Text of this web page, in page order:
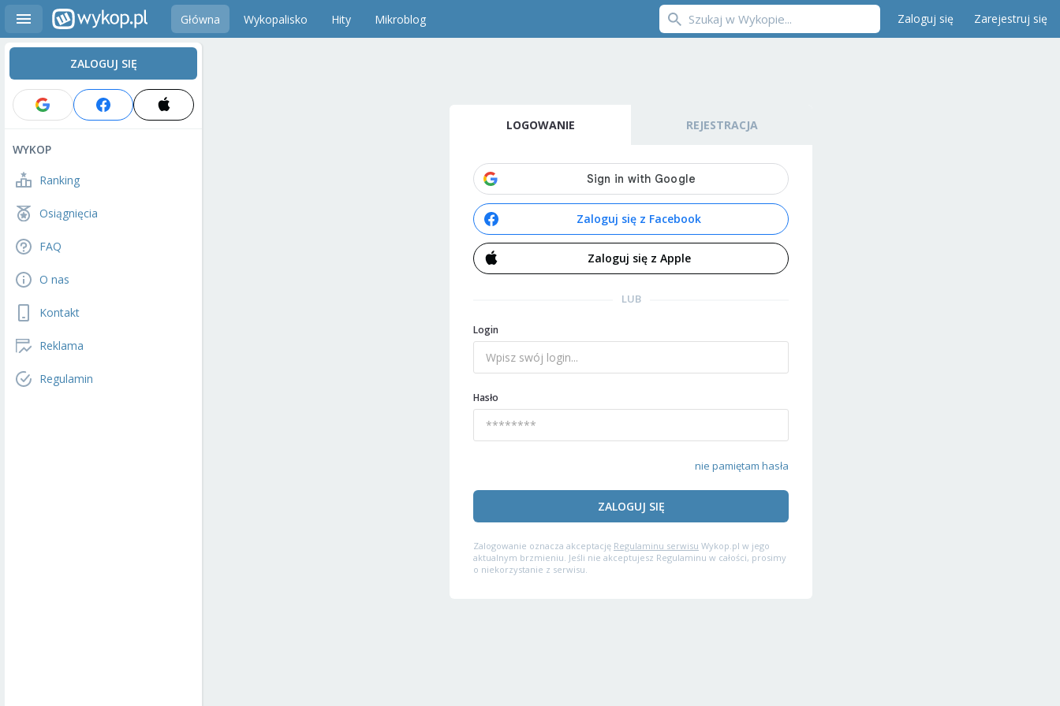
Główna Wykopalisko Hity Mikroblog Zaloguj się Zarejestruj się
ZALOGUJ SIĘ
WYKOP
Ranking
Osiągnięcia
FAQ
O nas
Kontakt
Reklama
Regulamin
LOGOWANIE REJESTRACJA
Zaloguj się z Facebook
Zaloguj się z Apple
LUB
Login
Hasło
nie pamiętam hasła
ZALOGUJ SIĘ
Zalogowanie oznacza akceptację Regulaminu serwisu Wykop.pl w jego
aktualnym brzmieniu. Jeśli nie akceptujesz Regulaminu w całości, prosimy
o niekorzystanie z serwisu.